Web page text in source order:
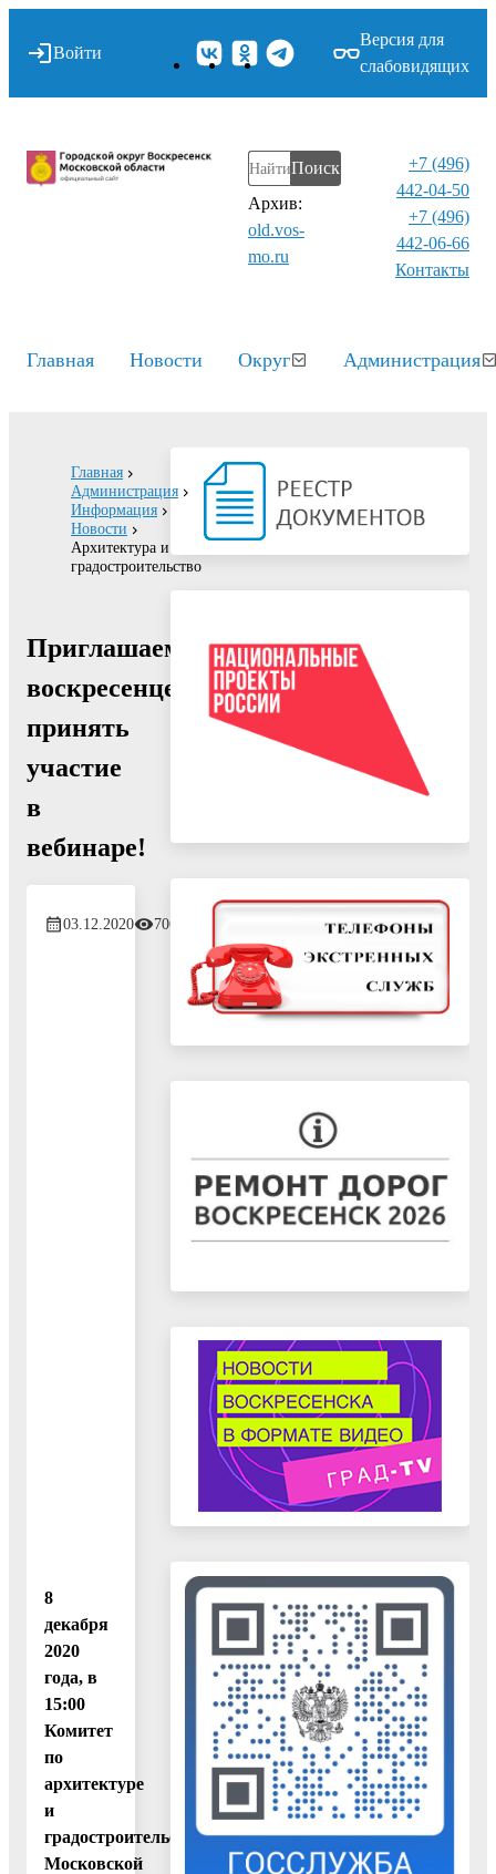
Войти
Версия для
слабовидящих
Поиск
Архив:
old.vos-
mo.ru
+7 (496)
442-04-50
+7 (496)
442-06-66
Контакты⁠
Главная Новости Округ Администрация
Главная
Администрация
Информация
Новости
Архитектура и
градостроительство
Приглашаем
воскресенцев
принять
участие
в
вебинаре!
03.12.2020 706
8
декабря
2020
года, в
15:00
Комитет
по
архитектуре
и
градостроительству
Московской